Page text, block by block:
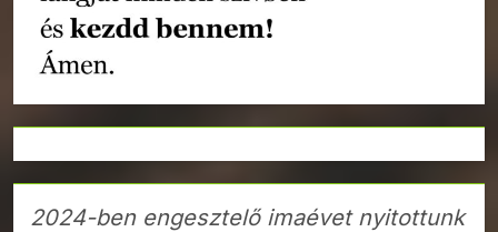
2024-ben engesztelő imaévet nyitottunk